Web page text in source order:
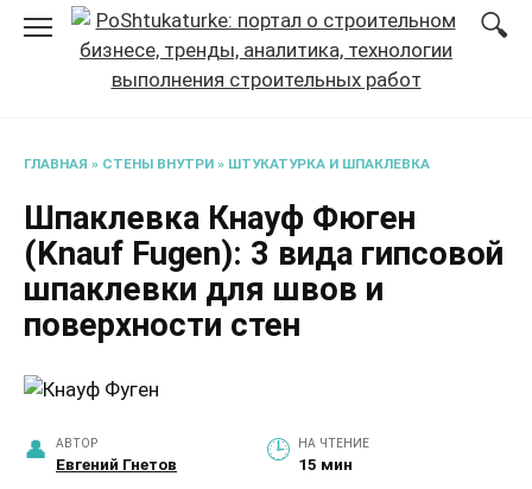
Перейти
содержанию
ГЛАВНАЯ » СТЕНЫ ВНУТРИ » ШТУКАТУРКА И ШПАКЛЕВКА
Шпаклевка Кнауф Фюген
(Knauf Fugen): 3 вида гипсовой
шпаклевки для швов и
поверхности стен
АВТОР
Евгений Гнетов
НА ЧТЕНИЕ
15 мин